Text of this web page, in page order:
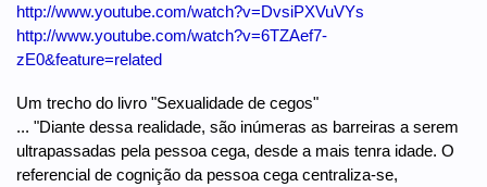
http://www.youtube.com/watch?v=DvsiPXVuVYs
http://www.youtube.com/watch?v=6TZAef7-
zE0&feature=related
Um trecho do livro "Sexualidade de cegos"
... "Diante dessa realidade, são inúmeras as barreiras a serem
ultrapassadas pela pessoa cega, desde a mais tenra idade. O
referencial de cognição da pessoa cega centraliza-se,